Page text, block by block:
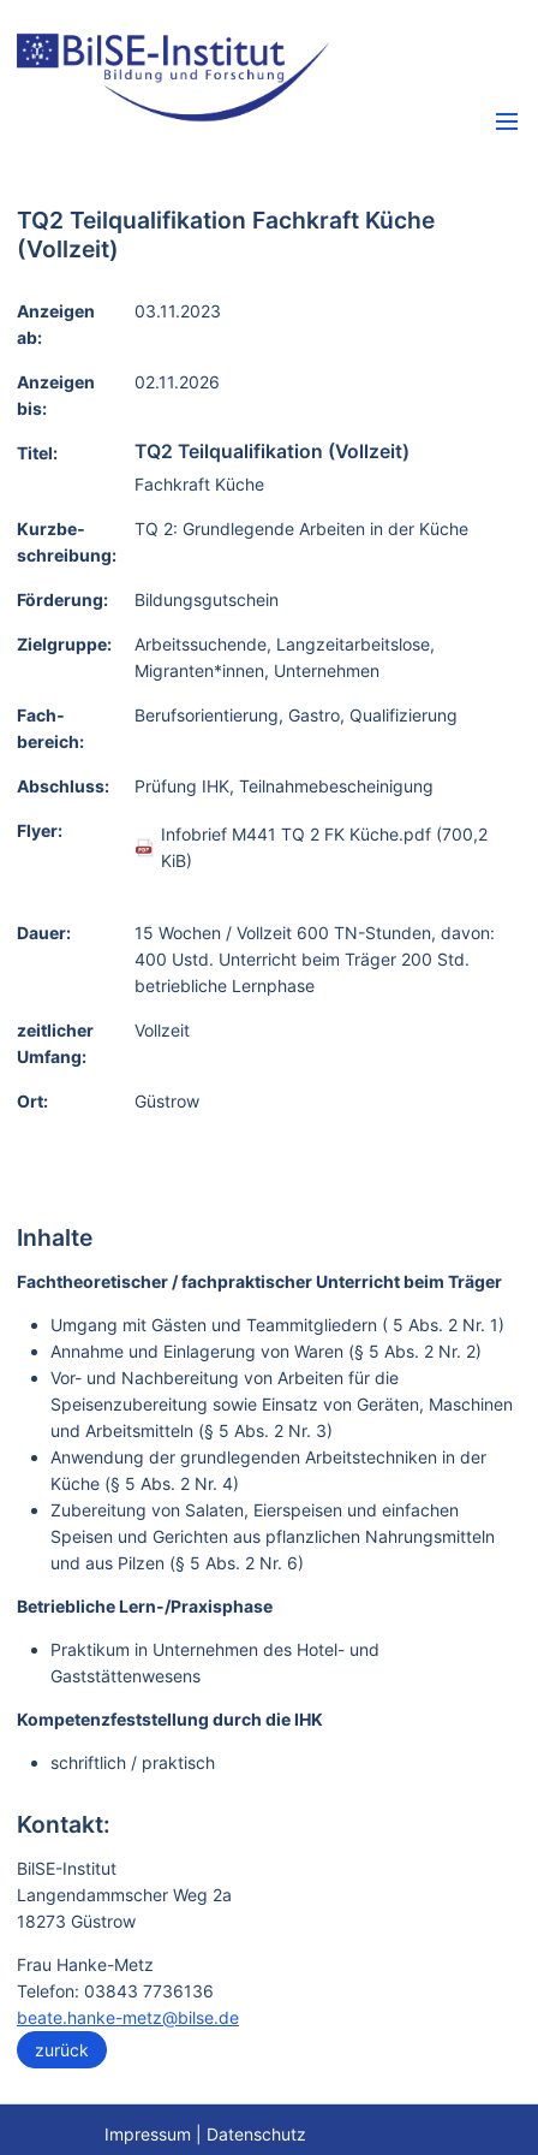
TQ2 Teilqualifikation Fachkraft Küche
(Vollzeit)
Anzeigen
ab:
03.11.2023
Anzeigen
bis:
02.11.2026
Titel: TQ2 Teilqualifikation (Vollzeit)
Fachkraft Küche
Kurzbe­
schreibung:
TQ 2: Grundlegende Arbeiten in der Küche
Förderung: Bildungsgutschein
Zielgruppe:
Arbeitssuchende, Langzeitarbeitslose,
Migranten*innen, Unternehmen
Fach­
bereich:
Berufsorientierung, Gastro, Qualifizierung
Abschluss: Prüfung IHK, Teilnahmebescheinigung
Flyer: Infobrief M441 TQ 2 FK Küche.pdf (700,2
KiB)
Dauer:
15 Wochen / Vollzeit 600 TN-Stunden, davon:
400 Ustd. Unterricht beim Träger 200 Std.
betriebliche Lernphase
zeitlicher
Umfang:
Vollzeit
Ort: Güstrow
Inhalte
Fachtheoretischer / fachpraktischer Unterricht beim Träger
Umgang mit Gästen und Teammitgliedern ( 5 Abs. 2 Nr. 1)
Annahme und Einlagerung von Waren (§ 5 Abs. 2 Nr. 2)
Vor- und Nachbereitung von Arbeiten für die
Speisenzubereitung sowie Einsatz von Geräten, Maschinen
und Arbeitsmitteln (§ 5 Abs. 2 Nr. 3)
Anwendung der grundlegenden Arbeitstechniken in der
Küche (§ 5 Abs. 2 Nr. 4)
Zubereitung von Salaten, Eierspeisen und einfachen
Speisen und Gerichten aus pflanzlichen Nahrungsmitteln
und aus Pilzen (§ 5 Abs. 2 Nr. 6)
Betriebliche Lern-/Praxisphase
Praktikum in Unternehmen des Hotel- und
Gaststättenwesens
Kompetenzfeststellung durch die IHK
schriftlich / praktisch
Kontakt:
BilSE-Institut
Langendammscher Weg 2a
18273 Güstrow
Frau Hanke-Metz
Telefon: 03843 7736136
beate.hanke-metz@bilse.de
zurück
Impressum Datenschutz